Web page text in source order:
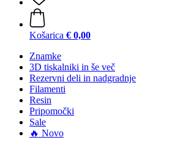
Košarica € 0,00
Znamke
3D tiskalniki in še več
Rezervni deli in nadgradnje
Filamenti
Resin
Pripomočki
Sale
🔥 Novo